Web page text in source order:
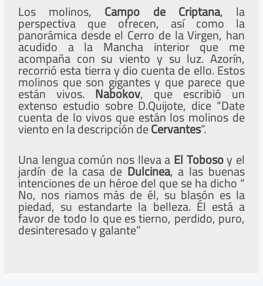
Los molinos, Campo de Criptana, la
perspectiva que ofrecen, así como la
panorámica desde el Cerro de la Virgen, han
acudido a la Mancha interior que me
acompaña con su viento y su luz. Azorín,
recorrió esta tierra y dio cuenta de ello. Estos
molinos que son gigantes y que parece que
están vivos.Nabokov, que escribió un
extenso estudio sobre D.Quijote, dice “Date
cuenta de lo vivos que están los molinos de
viento en la descripción deCervantes”.
Una lengua común nos lleva aEl Tobosoy el
jardín de la casa deDulcinea, a las buenas
intenciones de un héroe del que se ha dicho “
No, nos riamos más de él, su blasón es la
piedad, su estandarte la belleza. Él está a
favor de todo lo que es tierno, perdido, puro,
desinteresado y galante”